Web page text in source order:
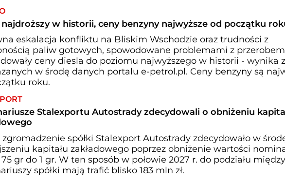
najdroższy w historii, ceny benzyny najwyższe od początku
eskalacja konfliktu na Bliskim Wschodzie oraz trudności z
paliw gotowych, spowodowane problemami z
ceny diesla do poziomu najwyższego w historii - wynika z
w środę danych portalu e-petrol.pl. Ceny benzyny są
roku.
Stalexportu Autostrady zdecydowali o obniżeniu
spółki Stalexport Autostrady zdecydowało w
kapitału zakładowego poprzez obniżenie wartości
gr do 1 gr. W ten sposób w połowie 2027 r. do podziału między
spółki mają trafić blisko 183 mln zł.